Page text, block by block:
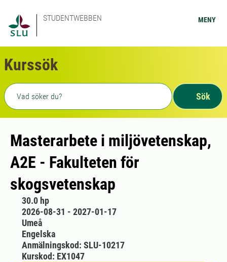
STUDENTWEBBEN MENY
Kurssök
Fritext sökning
Sök
Masterarbete i miljövetenskap,
A2E - Fakulteten för
skogsvetenskap
30.0 hp
2026-08-31 - 2027-01-17
Umeå
Engelska
Anmälningskod: SLU-10217
Kurskod: EX1047